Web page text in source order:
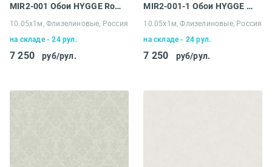
MIR2-001 Обои HYGGE Roll Made in Russia
10.05х1м, Флизелиновые, Россия
на складе - 24 рул.
7 250 руб/рул.
MIR2-001-1 Обои HYGGE Roll Made in Russia
10.05х1м, Флизелиновые, Россия
на складе - 24 рул.
7 250 руб/рул.